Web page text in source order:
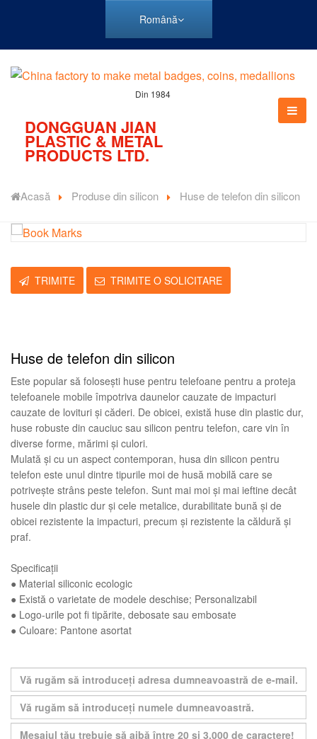
Română
Din 1984
DONGGUAN JIAN
PLASTIC & METAL
PRODUCTS LTD.
Acasă Produse din silicon Huse de telefon din silicon
TRIMITE TRIMITE O SOLICITARE
Huse de telefon din silicon
Este popular să folosești huse pentru telefoane pentru a proteja
telefoanele mobile împotriva daunelor cauzate de impacturi
cauzate de lovituri și căderi. De obicei, există huse din plastic dur,
huse robuste din cauciuc sau silicon pentru telefon, care vin în
diverse forme, mărimi și culori.
Mulată și cu un aspect contemporan, husa din silicon pentru
telefon este unul dintre tipurile moi de husă mobilă care se
potrivește strâns peste telefon. Sunt mai moi și mai ieftine decât
husele din plastic dur și cele metalice, durabilitate bună și de
obicei rezistente la impacturi, precum și rezistente la căldură și
praf.
Specificații
● Material siliconic ecologic
● Există o varietate de modele deschise; Personalizabil
● Logo-urile pot fi tipărite, debosate sau embosate
● Culoare: Pantone asortat